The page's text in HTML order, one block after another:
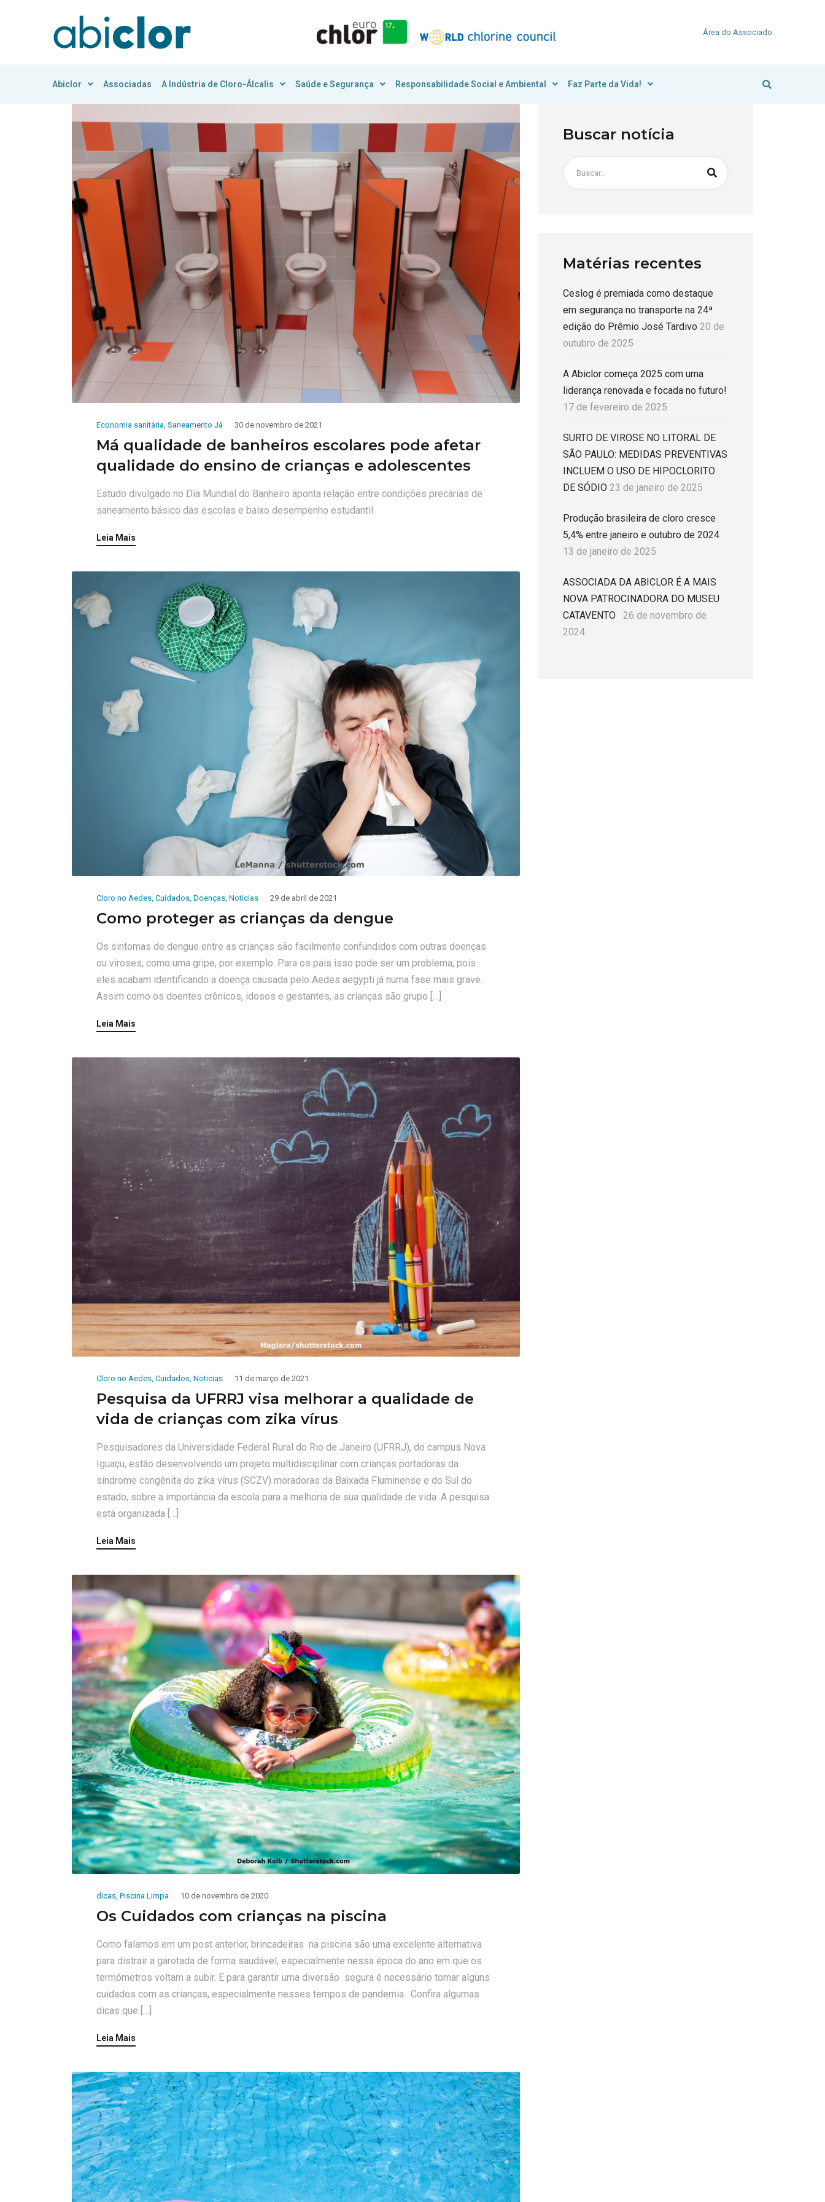
Área do Associado
Abiclor Associadas A Indústria de Cloro-Álcalis Saúde e Segurança Responsabilidade Social e Ambiental Faz Parte da Vida!
Economia sanitária Saneamento Já 30 de novembro de 2021
Má qualidade de banheiros escolares pode afetar
qualidade do ensino de crianças e adolescentes
Estudo divulgado no Dia Mundial do Banheiro aponta relação entre condições precárias de
saneamento básico das escolas e baixo desempenho estudantil
Leia Mais
Cloro no Aedes, Cuidados, Doenças, Noticias 29 de abril de 2021
Como proteger as crianças da dengue
Os sintomas de dengue entre as crianças são facilmente confundidos com outras doenças
ou viroses, como uma gripe, por exemplo. Para os pais isso pode ser um problema, pois
eles acabam identificando a doença causada pelo Aedes aegypti já numa fase mais grave.
Assim como os doentes crônicos, idosos e gestantes, as crianças são grupo […]
Leia Mais
Cloro no Aedes, Cuidados, Noticias 11 de março de 2021
Pesquisa da UFRRJ visa melhorar a qualidade de
vida de crianças com zika vírus
Pesquisadores da Universidade Federal Rural do Rio de Janeiro (UFRRJ), do campus Nova
Iguaçu, estão desenvolvendo um projeto multidisciplinar com crianças portadoras da
síndrome congênita do zika vírus (SCZV) moradoras da Baixada Fluminense e do Sul do
estado, sobre a importância da escola para a melhoria de sua qualidade de vida. A pesquisa
está organizada […]
Leia Mais
dicas Piscina Limpa 10 de novembro de 2020
Os Cuidados com crianças na piscina
Como falamos em um post anterior, brincadeiras na piscina são uma excelente alternativa
para distrair a garotada de forma saudável, especialmente nessa época do ano em que os
termômetros voltam a subir. E para garantir uma diversão segura é necessário tomar alguns
cuidados com as crianças, especialmente nesses tempos de pandemia. Confira algumas
dicas que […]
Leia Mais
Buscar notícia
Matérias recentes
Ceslog é premiada como destaque
em segurança no transporte na 24ª
edição do Prêmio José Tardivo 20 de
outubro de 2025
A Abiclor começa 2025 com uma
liderança renovada e focada no futuro!
17 de fevereiro de 2025
SURTO DE VIROSE NO LITORAL DE
SÃO PAULO: MEDIDAS PREVENTIVAS
INCLUEM O USO DE HIPOCLORITO
DE SÓDIO 23 de janeiro de 2025
Produção brasileira de cloro cresce
5,4% entre janeiro e outubro de 2024
13 de janeiro de 2025
ASSOCIADA DA ABICLOR É A MAIS
NOVA PATROCINADORA DO MUSEU
CATAVENTO
26 de novembro de
2024